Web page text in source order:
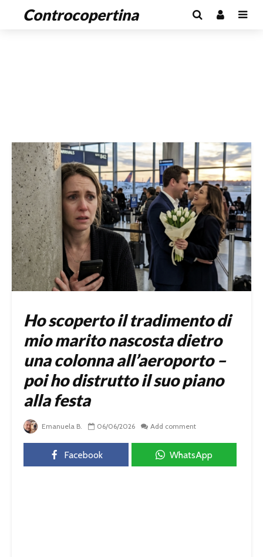
Controcopertina
Ho scoperto il tradimento di
mio marito nascosta dietro
una colonna all’aeroporto –
poi ho distrutto il suo piano
alla festa
Emanuela B. 06/06/2026 Add comment
Facebook WhatsApp